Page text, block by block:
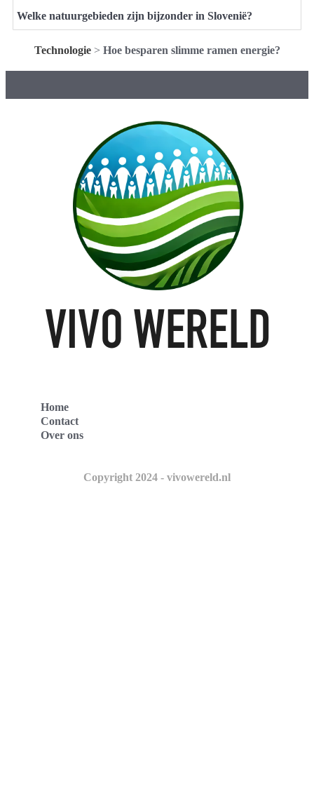
Welke natuurgebieden zijn bijzonder in Slovenië?
Technologie> Hoe besparen slimme ramen energie?
Home
Contact
Over ons
Copyright 2024 - vivowereld.nl